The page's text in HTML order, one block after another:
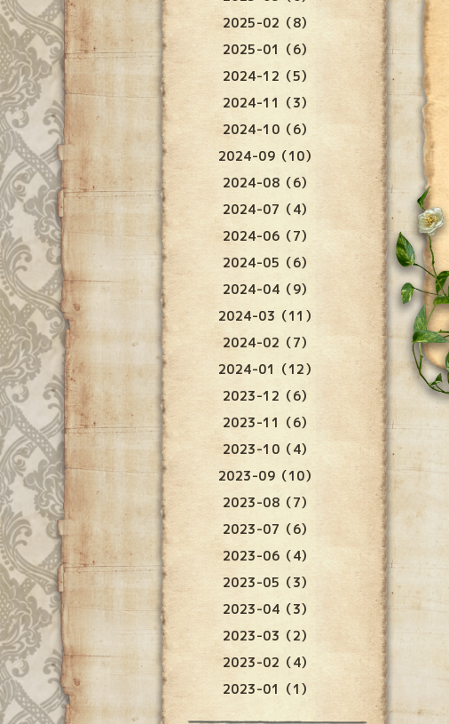
2025-02（8）
2025-01（6）
2024-12（5）
2024-11（3）
2024-10（6）
2024-09（10）
2024-08（6）
2024-07（4）
2024-06（7）
2024-05（6）
2024-04（9）
2024-03（11）
2024-02（7）
2024-01（12）
2023-12（6）
2023-11（6）
2023-10（4）
2023-09（10）
2023-08（7）
2023-07（6）
2023-06（4）
2023-05（3）
2023-04（3）
2023-03（2）
2023-02（4）
2023-01（1）